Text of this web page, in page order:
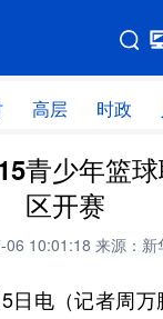
高层 时政
网站地图
层 时政
全球连线
创 量子
青少年篮
区开赛
06 10:01:18 来源：新
日电（记者周